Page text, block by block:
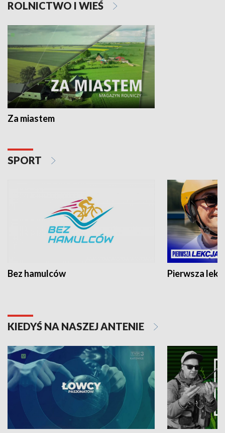
ROLNICTWO I WIEŚ
Za miastem
SPORT
Bez hamulców Pierwsza
KIEDYŚ NA NASZEJ ANTENIE